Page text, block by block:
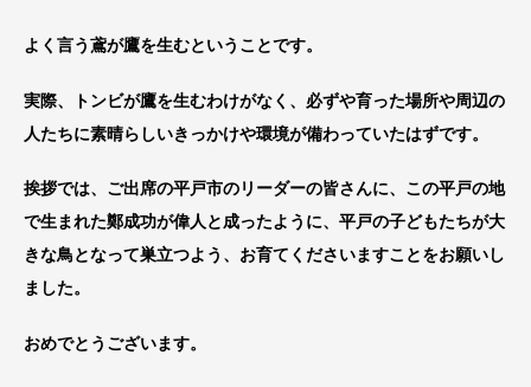
よく言う鳶が鷹を生むということです。
実際、トンビが鷹を生むわけがなく、必ずや育った場所や周辺の
人たちに素晴らしいきっかけや環境が備わっていたはずです。
挨拶では、ご出席の平戸市のリーダーの皆さんに、この平戸の地
で生まれた鄭成功が偉人と成ったように、平戸の子どもたちが大
きな鳥となって巣立つよう、お育てくださいますことをお願いし
ました。
おめでとうございます。